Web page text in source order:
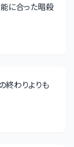
に合った暗殺
わりよりも